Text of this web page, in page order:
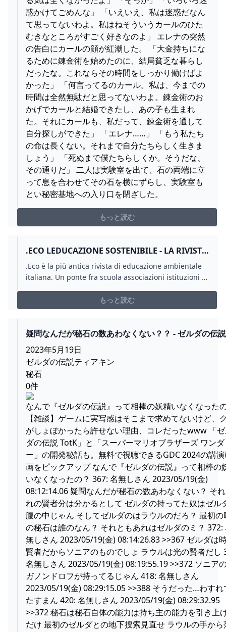
惑かけてごめんな」 「いえいえ、私は迷惑だなん
て思ってないわよ。私はねそういうカールのひた
むきなところがすごく好きなのよ」 エレナの突然
の告白にカールの顔が紅潮した。 「大金持ちにな
るために錬金術を始めたのに、結局貧乏な暮らし
だったな。これならその時間をしっかり働けばよ
かった」 「何言ってるのカール。私は、今までの
時間は全然無駄だと思ってないわよ。錬金術のお
かげでカールと結婚できたし、あの子も生まれ
た。それにカールも、私だって、錬金術を通して
自分探しができた」 「エレナ……」 「もう私たち
の命は長くない。それまで自分たちらしく生きま
しょう」 「死ぬまで僕たちらしくか。そうだな、
その通りだ」 二人は実験室を出て、石の両端に立
って息を合わせてその石を横にずらし、実験室も
とい秘密基地への入り口を閉ざした。
もっと読む
.ECO LEDUCAZIONE SOSTENIBILE - LA RIVISTA
DI WEEC NETWORK
.Eco è la più antica rivista di educazione ambientale
italiana. Un ponte fra scuola associazioni istituzioni e
もっと読む
疑問なんだが秘石の数あわなくない？？ - ゼルダの伝
とめ速報｜ティアキン｜ブレワイ
2023年5月19日
ゼルダの伝説ティアキン
秘石
0件
なんで『ゼルダの伝説』って相棒の妖精いなくなった
【雑談】ゲームに実写感はそこまで求めてないけど、
がしょぼかったら許せない理由、コレだったwww 「
ダの伝説 TotK」と「スーパーマリオブラザーズ ワンダ
ー」の開発秘話も。無料で視聴できるGDC 2024の講
画をピックアップ なんで『ゼルダの伝説』って相棒の
いなくなったの？ 367: 名無しさん 2023/05/19(金)
08:12:14.06 疑問なんだが秘石の数あわなくない？ そ
れの賢者分は分かるとして ゼルダの持ってた奴はゼル
腹の中じゃん そしてゼルダのはラウルのだろ？ 最初の
の秘石は誰のなん？ それともあれはゼルダのミ？ 372:
無しさん 2023/05/19(金) 08:14:26.83 >>367 ゼルダは
賢者だからソニアのものでしょ ラウルは光の賢者だし
名無しさん 2023/05/19(金) 08:19:55.19 >>372 ソニア
ガノンドロフが持ってるじゃん 418: 名無しさん
2023/05/19(金) 08:29:15.05 >>388 そうだった…わすれ
たすまん 420: 名無しさん 2023/05/19(金) 08:29:32.95
>>372 秘石は秘石自体の能力は持ち主の能力を引き上
だけ 最初のゼルダとの地下捜索見直せ ラウルの手から